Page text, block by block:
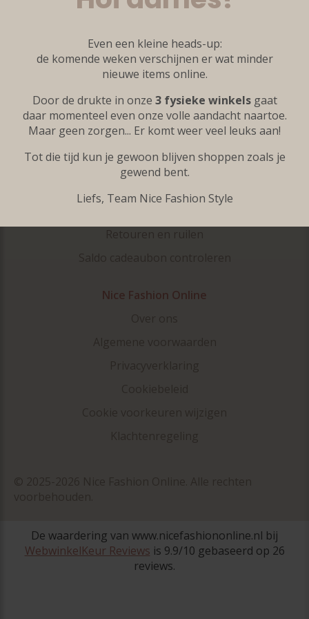
Kleine maten
Accessoires
Onze merken
Inspiratie
Klantenservice
Veelgestelde vragen
Nice Fashion Online
Even een kleine heads-up:
de komende weken verschijnen er wat minder
nieuwe items online.
Door de drukte in onze 3 fysieke winkelsgaat
daar momenteel even onze volle aandacht naartoe.
Maar geen zorgen... Er komt weer veel leuks aan!
Tot die tijd kun je gewoon blijven shoppen zoals je
gewend bent.
Liefs, Team Nice Fashion Style
De waardering van www.nicefashiononline.nl bij
WebwinkelKeur Reviews is 9.9/10 gebaseerd op 26
reviews.